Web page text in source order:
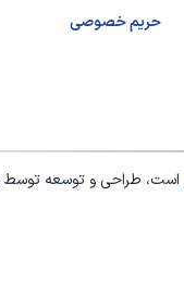
حریم خصوصی
است، طراحی و توسعه توسط